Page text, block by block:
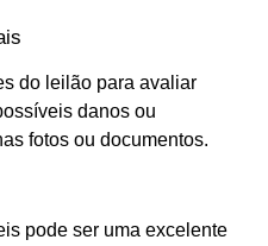
do leilão para avaliar
danos ou
fotos ou documentos.
pode ser uma excelente